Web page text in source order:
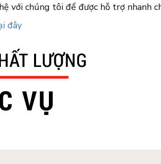
với chúng tôi để được hỗ trợ nhanh
đây